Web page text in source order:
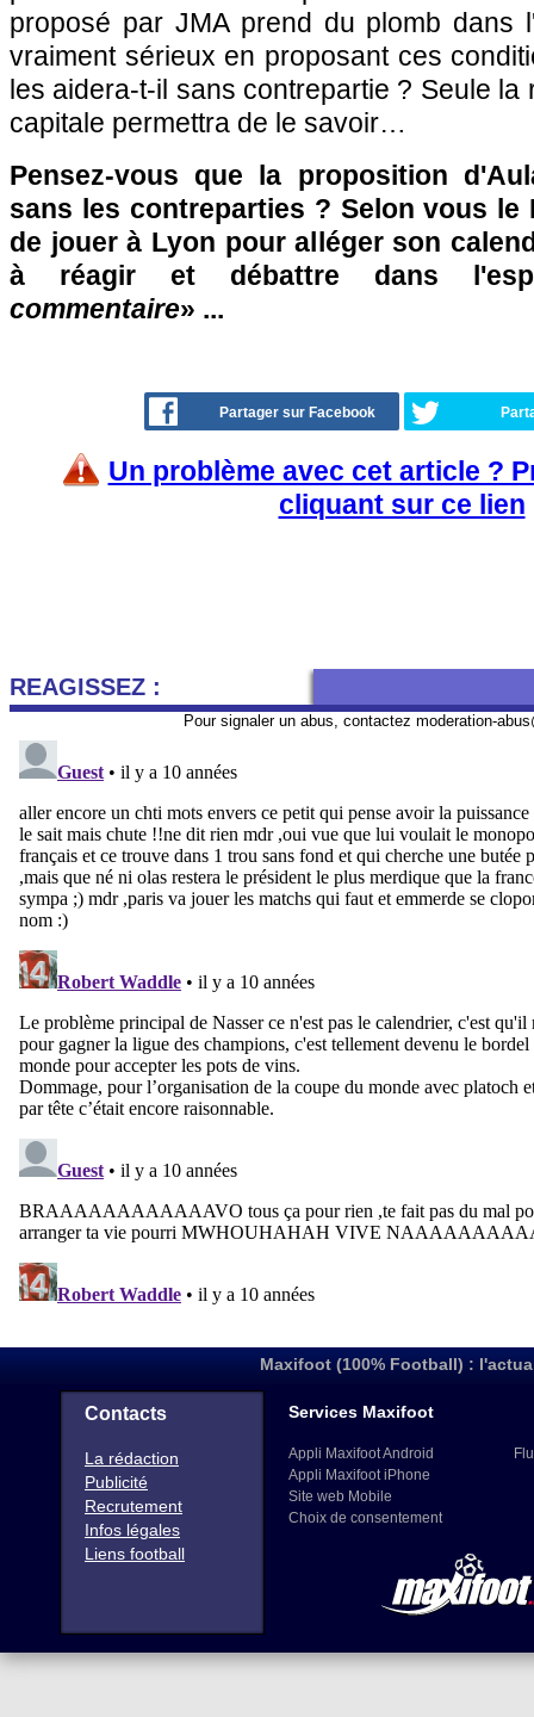
proposé par JMA prend du plomb dans
vraiment sérieux en proposant ces
les aidera-t-il sans contrepartie ? Seule la
capitale permettra de le savoir…
Pensez-vous que la proposition
sans les contreparties ? Selon vous le
de jouer à Lyon pour alléger son
à réagir et débattre dans
commentaire» ...
Partager sur Facebook
Un problème avec cet article ?
cliquant sur ce lien
REAGISSEZ :
Pour signaler un abus, contactez moderation-
Maxifoot (100% Football) :
Contacts
La rédaction
Publicité
Recrutement
Infos légales
Liens football
Services Maxifoot
Appli Maxifoot Android
Appli Maxifoot iPhone
Site web Mobile
Choix de consentement